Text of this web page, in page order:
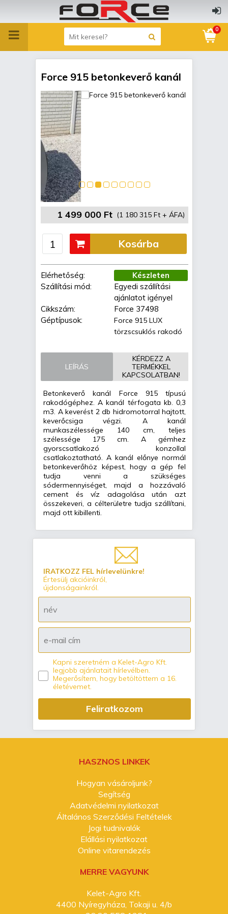
0
Force 915 betonkeverő kanál
1 499 000 Ft (1 180 315 Ft + ÁFA)
Elérhetőség:
Készleten
Szállítási mód:
Egyedi szállítási
ajánlatot igényel
Cikkszám:
Force 37498
Géptípusok:
Force 915 LUX
törzscsuklós rakodó
Kosárba
LEÍRÁS
KÉRDEZZ A
TERMÉKKEL
KAPCSOLATBAN!
Betonkeverő kanál Force 915 típusú
rakodógéphez. A kanál térfogata kb. 0,3
m3. A keverést 2 db hidromotorral hajtott,
keverőcsiga végzi. A kanál
munkaszélessége 140 cm, teljes
szélessége 175 cm. A gémhez
gyorscsatlakozó konzollal
csatlakoztatható. A kanál előnye normál
betonkeverőhöz képest, hogy a gép fel
tudja venni a szükséges
sódermennyiséget, majd a hozzávaló
cement és víz adagolása után azt
összekeveri, a célterületre tudja szállítani,
majd ott kibillenti.
IRATKOZZ FEL hírlevelünkre!
Értesülj akcióinkról,
újdonságainkról.
Kapni szeretném a Kelet-Agro Kft.
legjobb ajánlatait hírlevélben.
Megerősítem, hogy betöltöttem a 16.
életévemet.
Feliratkozom
HASZNOS LINKEK
Hogyan vásároljunk?
Segítség
Adatvédelmi nyilatkozat
Általános Szerződési Feltételek
Jogi tudnivalók
Elállási nyilatkozat
Online vitarendezés
MERRE VAGYUNK
Kelet-Agro Kft.
4400 Nyíregyháza, Tokaji u. 4/b